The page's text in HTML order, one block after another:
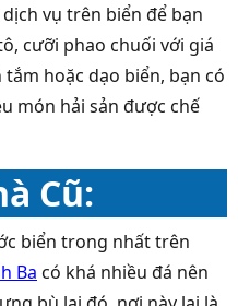
vụ trên biển để bạn
cưỡi phao chuối với giá
hoặc dạo biển, bạn có
món hải sản được chế
Cũ:
biển trong nhất trên
Ba có khá nhiều đá nên